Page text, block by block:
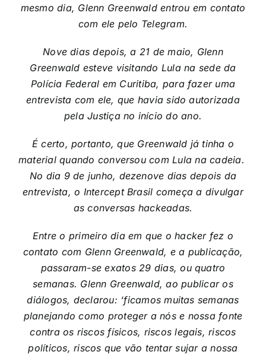
mesmo dia, Glenn Greenwald entrou em contato
com ele pelo Telegram.
Nove dias depois, a 21 de maio, Glenn
Greenwald esteve visitando Lula na sede da
Polícia Federal em Curitiba, para fazer uma
entrevista com ele, que havia sido autorizada
pela Justiça no início do ano.
É certo, portanto, que Greenwald já tinha o
material quando conversou com Lula na cadeia.
No dia 9 de junho, dezenove dias depois da
entrevista, o Intercept Brasil começa a divulgar
as conversas hackeadas.
Entre o primeiro dia em que o hacker fez o
contato com Glenn Greenwald, e a publicação,
passaram-se exatos 29 dias, ou quatro
semanas. Glenn Greenwald, ao publicar os
diálogos, declarou: ‘ficamos muitas semanas
planejando como proteger a nós e nossa fonte
contra os riscos físicos, riscos legais, riscos
políticos, riscos que vão tentar sujar a nossa